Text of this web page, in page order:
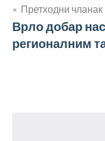
Кретање
чланка
Претходни чланак
Врло добар
регионалним